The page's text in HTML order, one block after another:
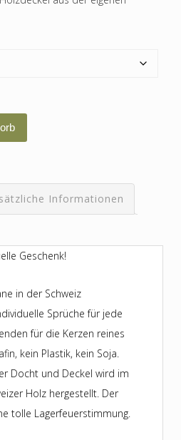
Informationen
Geschenk!
in der Schweiz
Sprüche für jede
für die Kerzen reines
kein Plastik, kein Soja.
Docht und Deckel wird im
Holz hergestellt. Der
tolle Lagerfeuerstimmung.